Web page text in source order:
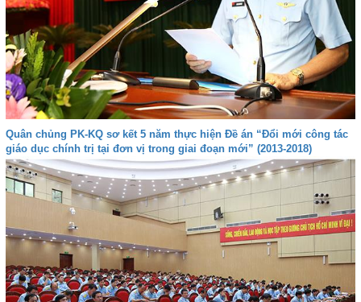
Quân chủng PK-KQ sơ kết 5 năm thực hiện Đề án “Đổi mới công tác
giáo dục chính trị tại đơn vị trong giai đoạn mới” (2013-2018)